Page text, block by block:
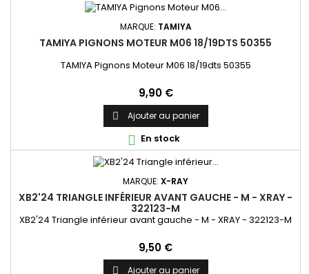
MARQUE: TAMIYA
TAMIYA PIGNONS MOTEUR M06 18/19DTS 50355
TAMIYA Pignons Moteur M06 18/19dts 50355
Prix
9,90 €
 Ajouter au panier
 En stock
MARQUE: X-RAY
XB2'24 TRIANGLE INFÉRIEUR AVANT GAUCHE - M - XRAY -
322123-M
XB2'24 Triangle inférieur avant gauche - M - XRAY - 322123-M
Prix
9,50 €
 Ajouter au panier